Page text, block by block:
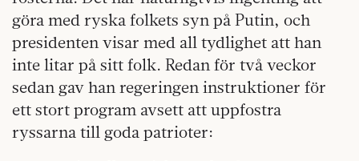
göra med ryska folkets syn på Putin, och
presidenten visar med all tydlighet att han
inte litar på sitt folk. Redan för två veckor
sedan gav han regeringen instruktioner för
ett stort program avsett att uppfostra
ryssarna till goda patrioter: